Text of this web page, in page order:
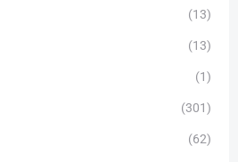
(13)
(13)
(1)
(301)
(62)